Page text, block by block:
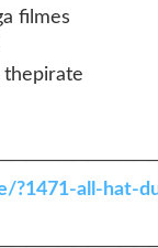
filmes
?1471-all-hat-